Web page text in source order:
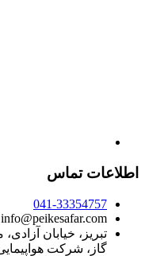
اطلاعات تماس
041-33354757
info@peikesafar.com
تبریز، خیابان
گاز، شرکت